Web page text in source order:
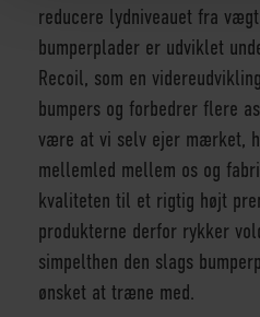
reducere lydniveauet fra
bumperplader er udviklet
Recoil, som en
bumpers og forbedrer flere
være at vi selv ejer mærket,
mellemled mellem os og
kvaliteten til et rigtig højt
produkterne derfor rykker
simpelthen den slags
ønsket at træne med.